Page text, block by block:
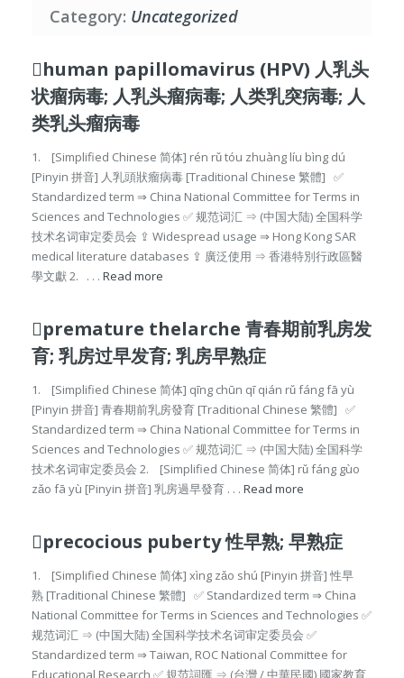
Category: Uncategorized
human papillomavirus (HPV) 人乳头
状瘤病毒; 人乳头瘤病毒; 人类乳突病毒; 人
类乳头瘤病毒
1. [Simplified Chinese 简体] rén rǔ tóu zhuàng líu bìng dú
[Pinyin 拼音] 人乳頭狀瘤病毒 [Traditional Chinese 繁體] ✅
Standardized term ⇒ China National Committee for Terms in
Sciences and Technologies ✅ 规范词汇 ⇒ (中国大陆) 全国科学
技术名词审定委员会 ⇪ Widespread usage ⇒ Hong Kong SAR
medical literature databases ⇪ 廣泛使用 ⇒ 香港特別行政區醫
學文獻 2. . . . Read more
premature thelarche 青春期前乳房发
育; 乳房过早发育; 乳房早熟症
1. [Simplified Chinese 简体] qīng chūn qī qián rǔ fáng fā yù
[Pinyin 拼音] 青春期前乳房發育 [Traditional Chinese 繁體] ✅
Standardized term ⇒ China National Committee for Terms in
Sciences and Technologies ✅ 规范词汇 ⇒ (中国大陆) 全国科学
技术名词审定委员会 2. [Simplified Chinese 简体] rǔ fáng gùo
zǎo fā yù [Pinyin 拼音] 乳房過早發育 . . . Read more
precocious puberty 性早熟; 早熟症
1. [Simplified Chinese 简体] xìng zǎo shú [Pinyin 拼音] 性早
熟 [Traditional Chinese 繁體] ✅ Standardized term ⇒ China
National Committee for Terms in Sciences and Technologies ✅
规范词汇 ⇒ (中国大陆) 全国科学技术名词审定委员会 ✅
Standardized term ⇒ Taiwan, ROC National Committee for
Educational Research ✅ 規范詞匯 ⇒ (台灣 / 中華民國) 國家教育